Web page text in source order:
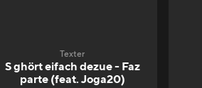
Texter
S ghört eifach dezue - Faz
parte (feat. Joga20)